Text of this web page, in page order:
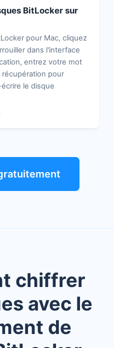
BitLocker sur
pour Mac, cliquez
dans l'interface
entrez votre mot
pour
le disque
chiffrer
avec le
de